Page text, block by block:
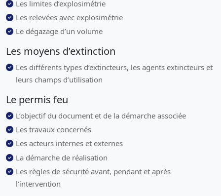
Les limites d’explosimétrie
Les relevées avec explosimétrie
Le dégazage d’un volume
Les moyens d’extinction
Les différents types d’extincteurs, les agents extincteurs et
leurs champs d’utilisation
Le permis feu
L’objectif du document et de la démarche associée
Les travaux concernés
Les acteurs internes et externes
La démarche de réalisation
Les règles de sécurité avant, pendant et après
l’intervention